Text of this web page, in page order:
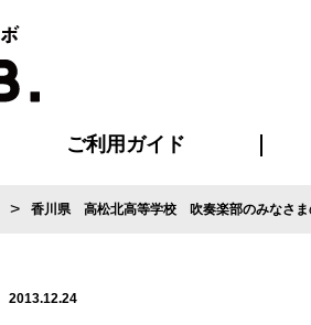
ご利用ガイド
ご利用ガイド
はじめての方へ
再注文の方へ
お支払い方法について
割引まとめページ
発送・特急サービスについて
版の保管期限について
よくある質問
> 香川県 高松北高等学校 吹奏楽部のみなさま
2013.12.24